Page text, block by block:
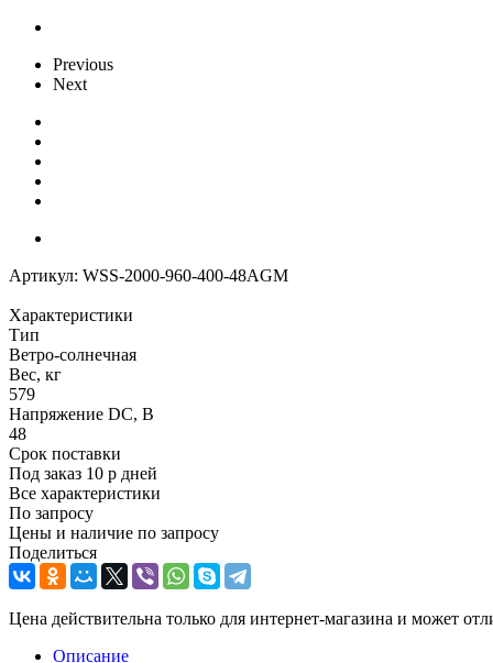
Previous
Next
Артикул: WSS-2000-960-400-48AGM
Характеристики
Тип
Ветро-солнечная
Вес, кг
579
Напряжение DC, В
48
Срок поставки
Под заказ 10 р дней
Все характеристики
По запросу
Цены и наличие по запросу
Поделиться
Цена действительна только для интернет-магазина и может
Описание